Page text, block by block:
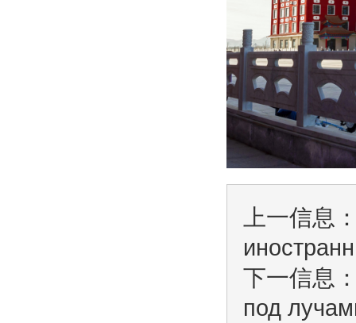
上一信息
下一信息
под